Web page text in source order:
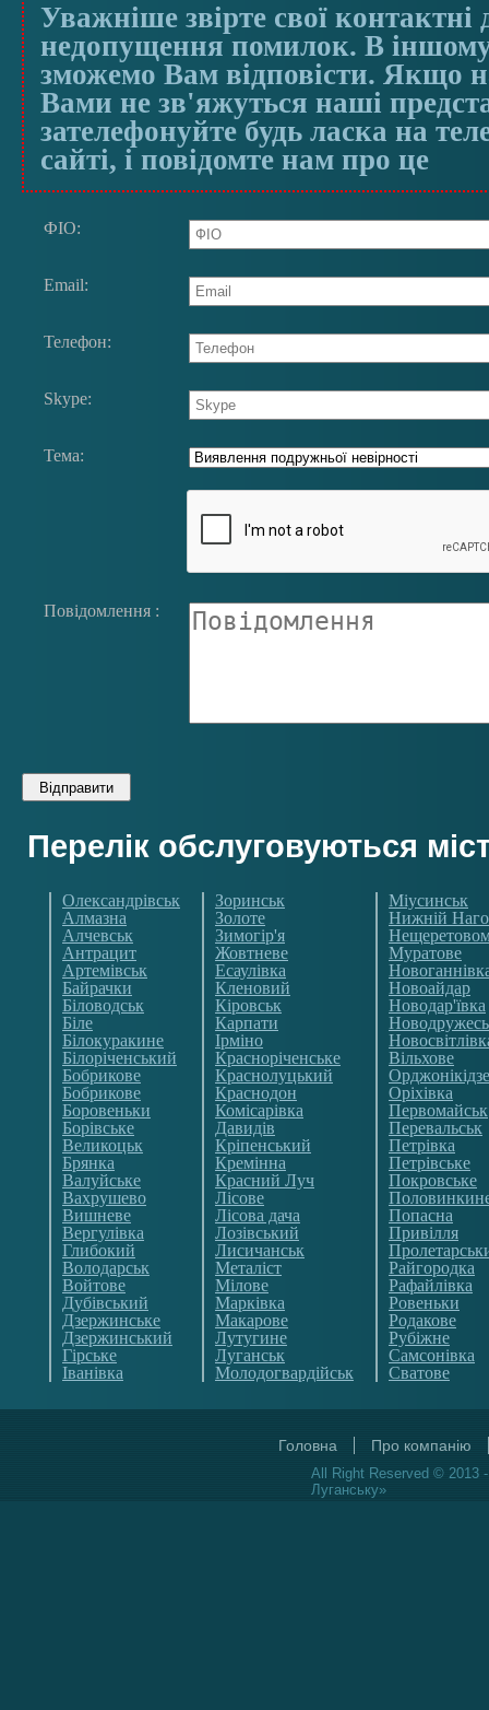
Уважніше звірте свої контактні
недопущення помилок. В
зможемо Вам відповісти. Якщо
Вами не зв'яжуться наші
зателефонуйте будь ласка на
сайті, і повідомте нам про це
ФIО:
Email:
Телефон:
Skype:
Тема:
Повідомлення :
Перелік обслуговуються
Олександрівськ
Алмазна
Алчевськ
Антрацит
Артемівськ
Байрачки
Біловодськ
Біле
Білокуракине
Білоріченський
Бобрикове
Бобрикове
Боровеньки
Борівське
Великоцьк
Брянка
Валуйське
Вахрушево
Вишневе
Вергулівка
Глибокий
Володарськ
Войтове
Дубівський
Дзержинське
Дзержинський
Гірське
Іванівка
Зоринськ
Золоте
Зимогір'я
Жовтневе
Есаулівка
Кленовий
Кіровськ
Карпати
Ірміно
Красноріченське
Краснолуцький
Краснодон
Комісарівка
Давидів
Кріпенський
Кремінна
Красний Луч
Лісове
Лісова дача
Лозівський
Лисичанськ
Металіст
Мілове
Марківка
Макарове
Лутугине
Луганськ
Молодогвардійськ
Міусинськ
Нижній
Муратове
Новоайдар
Новодар'ївка
Вільхове
Орджонікідзе
Оріхівка
Первомайськ
Перевальськ
Петрівка
Петрівське
Покровське
Попасна
Привілля
Райгородка
Рафайлівка
Ровеньки
Родакове
Рубіжне
Самсонівка
Сватове
Головна Про компанію
All Right Reserved © 2013
Луганську»